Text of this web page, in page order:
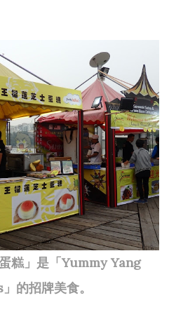
糕」是「Yummy Yang
的招牌美食。